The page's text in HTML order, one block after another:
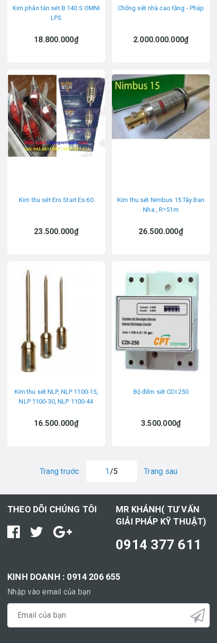
Kim phân tán sét B 140 S OMNI
LPS
18.800.000₫
Chống sét nhà cao tầng - Pháp
2.000.000.000₫
Kim thu sét Ero Start Es 60
23.500.000₫
Kim thu sét Nimbus 15 Tây Ban
Nha , R=51m
26.500.000₫
Kim thu sét NLP, NLP 1100-15,
NLP 1100-30, NLP 1100-44
16.500.000₫
Bộ đếm sét CDI 250
3.500.000₫
Trang trước 1 /5 Trang sau
THEO DÕI CHÚNG TÔI
MR KHÁNH( TƯ VẤN
GIẢI PHÁP KỸ THUẬT)
0914 377 611
KINH DOANH : 0914 206 655
Nhập vào email của bạn